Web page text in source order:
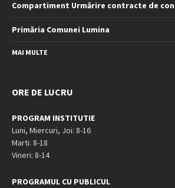
Compartiment Urmărire contracte de
Primăria Comunei Lumina
MAI MULTE
ORE DE LUCRU
PROGRAM INSTITUTIE
Luni, Miercuri, Joi: 8-16
Marti: 8-18
Vineri: 8-14
PROGRAMUL CU PUBLICUL